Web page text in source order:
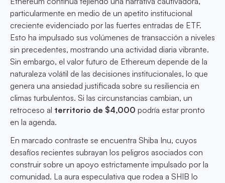
particularmente en medio de un apetito institucional
creciente evidenciado por las fuertes entradas de ETF.
Esto ha impulsado sus volúmenes de transacción a niveles
sin precedentes, mostrando una actividad diaria vibrante.
Sin embargo, el valor futuro de Ethereum depende de la
naturaleza volátil de las decisiones institucionales, lo que
genera una ansiedad justificada sobre su resiliencia en
climas turbulentos. Si las circunstancias cambian, un
retroceso al territorio de $4,000 podría estar pronto
en la agenda.
En marcado contraste se encuentra Shiba Inu, cuyos
desafíos recientes subrayan los peligros asociados con
construir sobre un apoyo estrictamente impulsado por la
comunidad. La aura especulativa que rodea a SHIB lo